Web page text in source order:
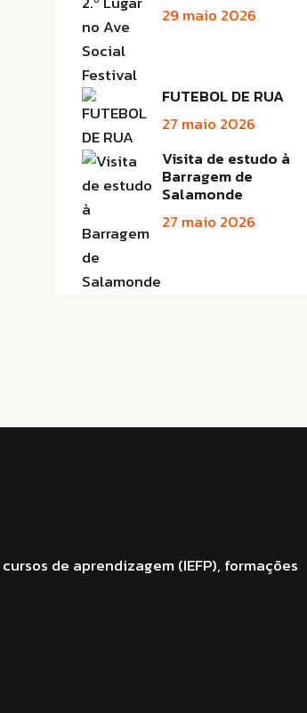
29 maio 2026
FUTEBOL DE RUA
27 maio 2026
Visita de estudo à
Barragem de
Salamonde
27 maio 2026
de aprendizagem (IEFP), formações